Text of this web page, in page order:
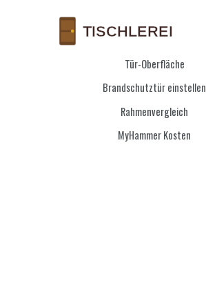
Tür-Oberfläche
Brandschutztür einstellen
Rahmenvergleich
MyHammer Kosten